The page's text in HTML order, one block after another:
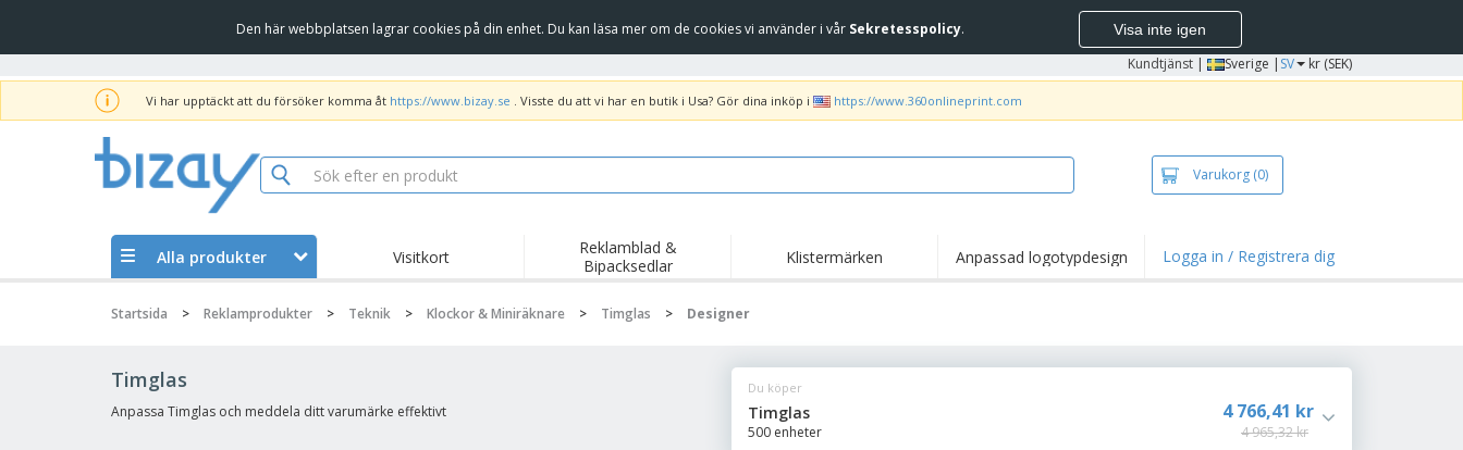
Den här webbplatsen lagrar cookies på din enhet. Du kan läsa mer om de cookies vi använder i vår Sekretesspolicy. Visa inte igen
Kundtjänst | Sverige | SV kr (SEK)
Vi har upptäckt att du försöker komma åt https://www.bizay.se . Visste du att vi har en butik i Usa? Gör dina inköp i https://www.360onlineprint.com
Varukorg (0)
Alla produkter Visitkort
Reklamblad &
Bipacksedlar
Klistermärken Anpassad logotypdesign Logga in / Registrera dig
Startsida > Reklamprodukter > Teknik > Klockor & Miniräknare > Timglas > Designer
Timglas
Anpassa Timglas och meddela ditt varumärke effektivt
Du köper
Timglas
500 enheter
4 766,41 kr
4 965,32 kr